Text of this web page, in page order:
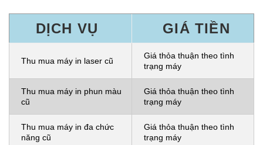
DỊCH VỤ GIÁ TIỀN
Thu mua máy in laser cũ
Giá thỏa thuận theo tình
trạng máy
Thu mua máy in phun màu
cũ
Giá thỏa thuận theo tình
trạng máy
Thu mua máy in đa chức
năng cũ
Giá thỏa thuận theo tình
trạng máy